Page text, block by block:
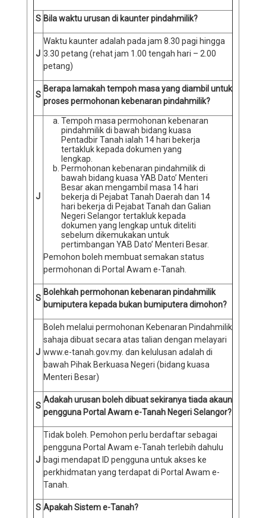
S Bila waktu urusan di kaunter pindahmilik?
J
Waktu kaunter adalah pada jam 8.30 pagi hingga
3.30 petang (rehat jam 1.00 tengah hari – 2.00
petang)
S
Berapa lamakah tempoh masa yang diambil untuk
proses permohonan kebenaran pindahmilik?
J
Tempoh masa permohonan kebenaran
pindahmilik di bawah bidang kuasa
Pentadbir Tanah ialah 14 hari bekerja
tertakluk kepada dokumen yang
lengkap.
Permohonan kebenaran pindahmilik di
bawah bidang kuasa YAB Dato’ Menteri
Besar akan mengambil masa 14 hari
bekerja di Pejabat Tanah Daerah dan 14
hari bekerja di Pejabat Tanah dan Galian
Negeri Selangor tertakluk kepada
dokumen yang lengkap untuk diteliti
sebelum dikemukakan untuk
pertimbangan YAB Dato’ Menteri Besar.
Pemohon boleh membuat semakan status
permohonan di Portal Awam e-Tanah.
S
Bolehkah permohonan kebenaran pindahmilik
bumiputera kepada bukan bumiputera dimohon?
J
Boleh melalui permohonan Kebenaran Pindahmilik
sahaja dibuat secara atas talian dengan melayari
www.e-tanah.gov.my. dan kelulusan adalah di
bawah Pihak Berkuasa Negeri (bidang kuasa
Menteri Besar)
S
Adakah urusan boleh dibuat sekiranya tiada akaun
pengguna Portal Awam e-Tanah Negeri Selangor?
J
Tidak boleh. Pemohon perlu berdaftar sebagai
pengguna Portal Awam e-Tanah terlebih dahulu
bagi mendapat ID pengguna untuk akses ke
perkhidmatan yang terdapat di Portal Awam e-
Tanah.
S Apakah Sistem e-Tanah?